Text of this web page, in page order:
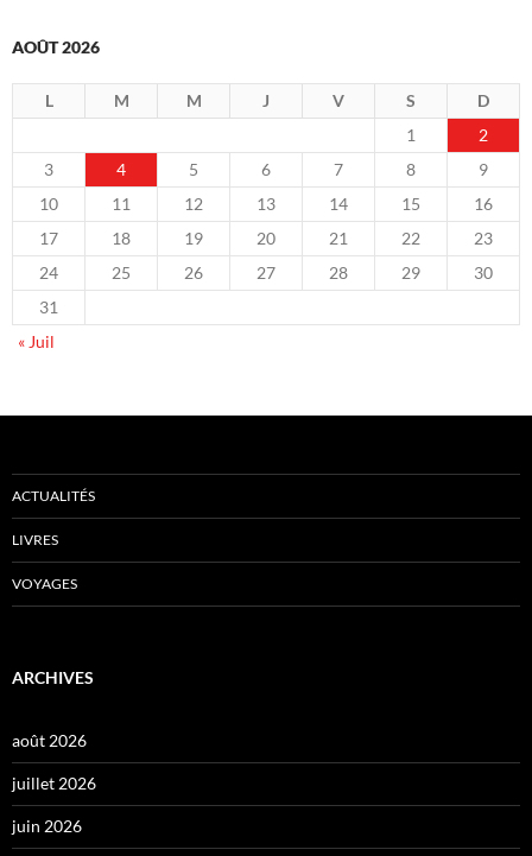
AOÛT 2026
L M M J V S
D
1
2
3
4 5 6 7 8
9
10
11 12 13 14 15
16
17
18 19 20 21 22
23
24
25 26 27 28 29
30
31
« Juil
ACTUALITÉS
LIVRES
VOYAGES
ARCHIVES
août 2026
juillet 2026
juin 2026